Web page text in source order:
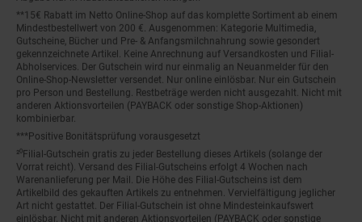
**15€ Rabatt im Netto Online-Shop auf das komplette Sortiment ab einem
Mindestbestellwert von 200 €. Ausgenommen: Kategorie Multimedia,
Gutscheine, Bücher und Pre- & Anfangsmilchnahrung sowie gesondert
gekennzeichnete Artikel. Keine Anrechnung auf Versandkosten und Filial-
Abholservices. Der Gutschein wird nur einmalig an Neuanmelder für den
Online-Shop-Newsletter versendet. Nur online einlösbar. Nur ein Gutschein
pro Person und Bestellung. Restbeträge werden nicht ausgezahlt. Nicht mit
anderen Aktionsvorteilen (PAYBACK oder sonstige Shop-Aktionen)
kombinierbar.
***Positive Bonitätsprüfung vorausgesetzt
²⁰Filial-Gutschein gratis zu jeder Bestellung dieses Artikels (solange der
Vorrat reicht). Versand des Filial-Gutscheins erfolgt 4 Wochen nach
Warenanlieferung per Mail. Die Höhe des Filial-Gutscheins ist dem
Artikelbild des gekauften Artikels zu entnehmen. Vervielfältigung jeglicher
Art nicht gestattet. Der Filial-Gutschein ist ohne Mindesteinkaufswert
einlösbar. Nicht mit anderen Aktionsvorteilen (PAYBACK oder sonstige